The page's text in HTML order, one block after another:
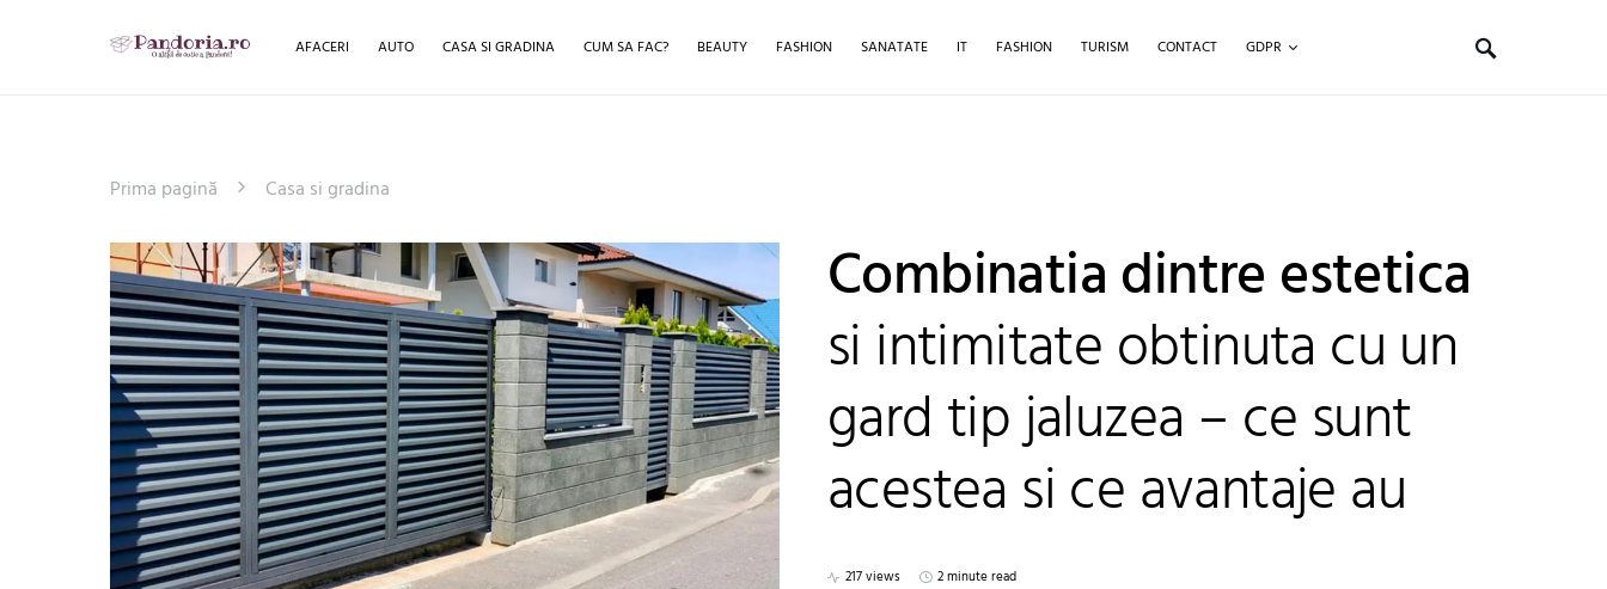
AFACERI AUTO CASA SI GRADINA CUM SA FAC? BEAUTY FASHION SANATATE IT FASHION TURISM CONTACT GDPR
Prima pagină Casa si gradina
Combinatia dintre estetica
si intimitate obtinuta cu un
gard tip jaluzea – ce sunt
acestea si ce avantaje au
217 views 2 minute read